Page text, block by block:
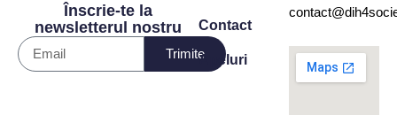
Înscrie-te la
newsletterul nostru
Trimite
Contact
Apeluri